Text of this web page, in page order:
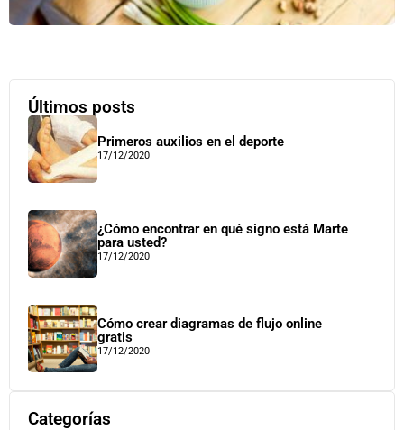
Últimos posts
Primeros auxilios en el deporte
17/12/2020
¿Cómo encontrar en qué signo está Marte
para usted?
17/12/2020
Cómo crear diagramas de flujo online
gratis
17/12/2020
Categorías